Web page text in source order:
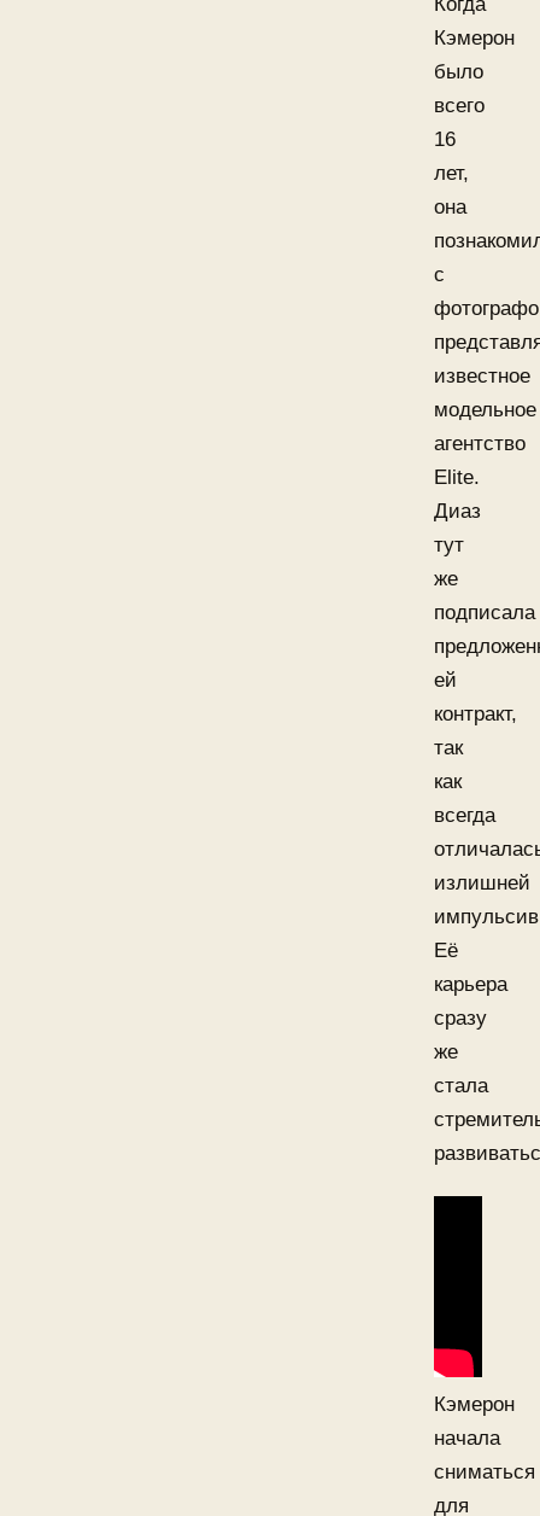
Кэмерон
было
всего
16
лет,
она
с
известное
модельное
агентство
Elite.
Диаз
тут
же
подписала
ей
контракт,
так
как
всегда
излишней
Её
карьера
сразу
же
стала
Кэмерон
начала
сниматься
для